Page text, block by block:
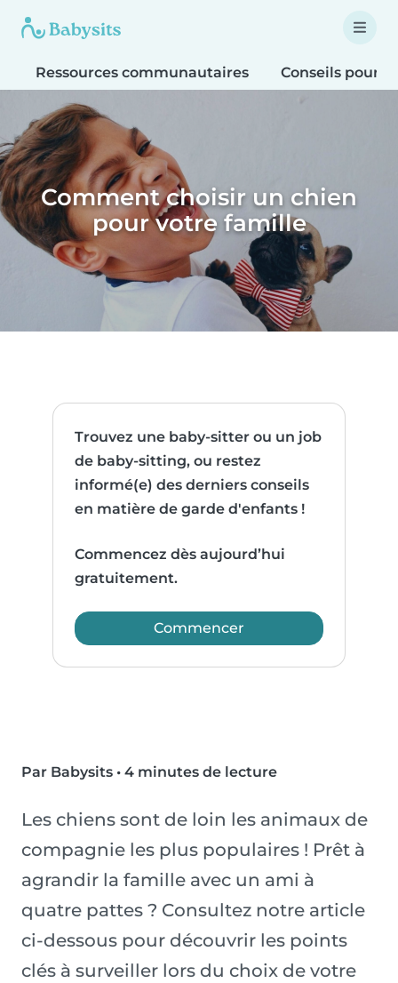
Ressources communautaires Conseils pour
Comment choisir un chien
pour votre famille
Trouvez une baby-sitter ou un job
de baby-sitting, ou restez
informé(e) des derniers conseils
en matière de garde d'enfants !
Commencez dès aujourd’hui
gratuitement.
Commencer
Par Babysits • 4 minutes de lecture
Les chiens sont de loin les animaux de
compagnie les plus populaires ! Prêt à
agrandir la famille avec un ami à
quatre pattes ? Consultez notre article
ci-dessous pour découvrir les points
clés à surveiller lors du choix de votre